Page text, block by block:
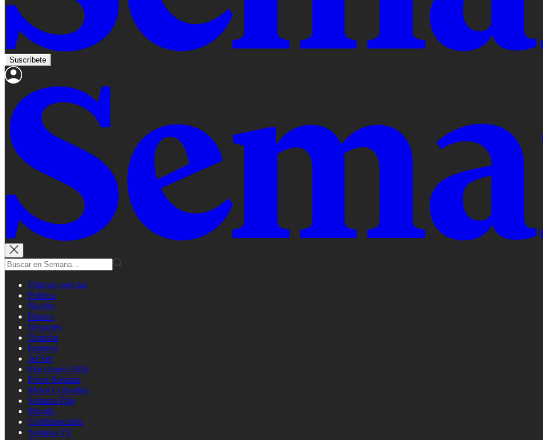
Suscríbete
Últimas noticias
Política
Nación
Dinero
Deportes
Opinión
Impresa
Jet Set
Elecciones 2026
Foros Semana
Mejor Colombia
Semana Play
Mundo
Confidenciales
Semana TV